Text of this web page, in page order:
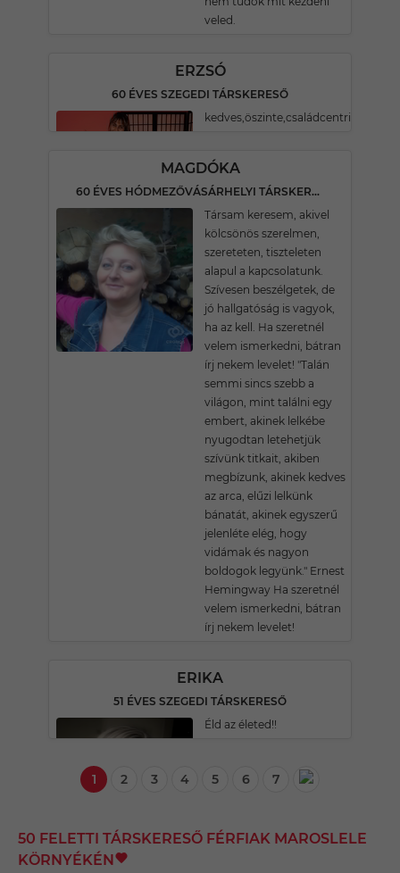
veled.
ERZSÓ
60 ÉVES SZEGEDI TÁRSKERESŐ
kedves,öszinte,családcentrikus.
MAGDÓKA
60 ÉVES HÓDMEZŐVÁSÁRHELYI TÁRSKERESŐ
Társam keresem, akivel
kölcsönös szerelmen,
szereteten, tiszteleten
alapul a kapcsolatunk.
Szívesen beszélgetek, de
jó hallgatóság is vagyok,
ha az kell. Ha szeretnél
velem ismerkedni, bátran
írj nekem levelet! "Talán
semmi sincs szebb a
világon, mint találni egy
embert, akinek lelkébe
nyugodtan letehetjük
szívünk titkait, akiben
megbízunk, akinek kedves
az arca, elűzi lelkünk
bánatát, akinek egyszerű
jelenléte elég, hogy
vidámak és nagyon
boldogok legyünk." Ernest
Hemingway Ha szeretnél
velem ismerkedni, bátran
írj nekem levelet!
ERIKA
51 ÉVES SZEGEDI TÁRSKERESŐ
Éld az életed!!
1 2 3 4 5 6 7
50 FELETTI TÁRSKERESŐ FÉRFIAK MAROSLELE
KÖRNYÉKÉN